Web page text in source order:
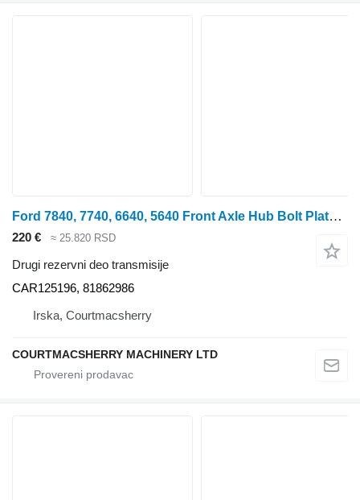
Ford 7840, 7740, 6640, 5640 Front Axle Hub Bolt Plate Car125196, 8186 CAR125196 za Ford 7840 traktora točkaša
220 € ≈ 25.820 RSD
Drugi rezervni deo transmisije
CAR125196, 81862986
Irska, Courtmacsherry
COURTMACSHERRY MACHINERY LTD